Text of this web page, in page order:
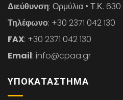
Διεύθυνση: Ορμύλια • Τ.Κ. 630
Τηλέφωνο: +30 2371 042 130
FAX: +30 2371 042 130
Email: info@cpaa.gr
ΥΠΟΚΑΤΆΣΤΗΜΑ